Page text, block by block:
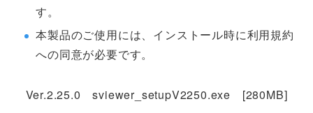
す。
本製品のご使用には、インストール時に利用規約
への同意が必要です。
Ver.2.25.0 sviewer_setupV2250.exe [280MB]